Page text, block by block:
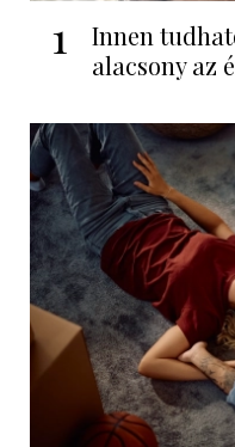
1
Innen
alacsony az